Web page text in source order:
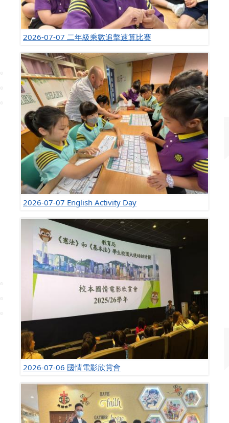
2026-07-07 二年級乘數追擊速算比賽
2026-07-07 English Activity Day
2026-07-06 國情電影欣賞會